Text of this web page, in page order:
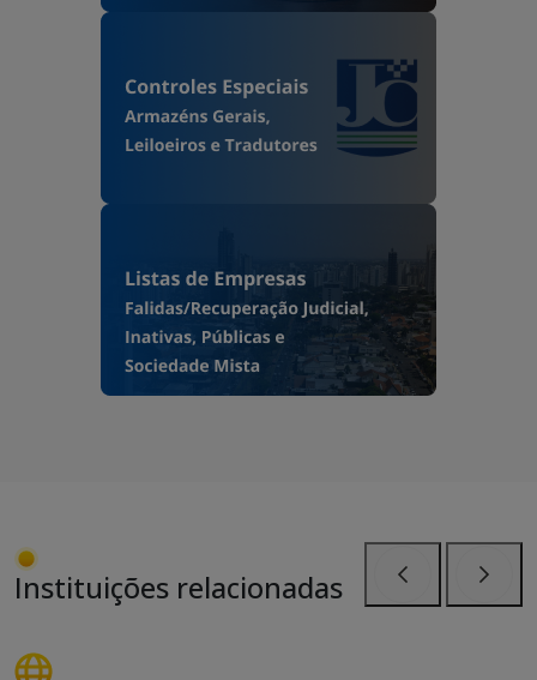
Instituições relacionadas